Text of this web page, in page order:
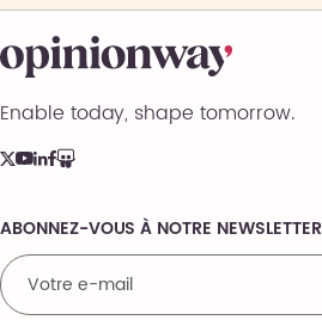
Enable today, shape tomorrow.
Comments
ABONNEZ-VOUS À NOTRE NEWSLETTER